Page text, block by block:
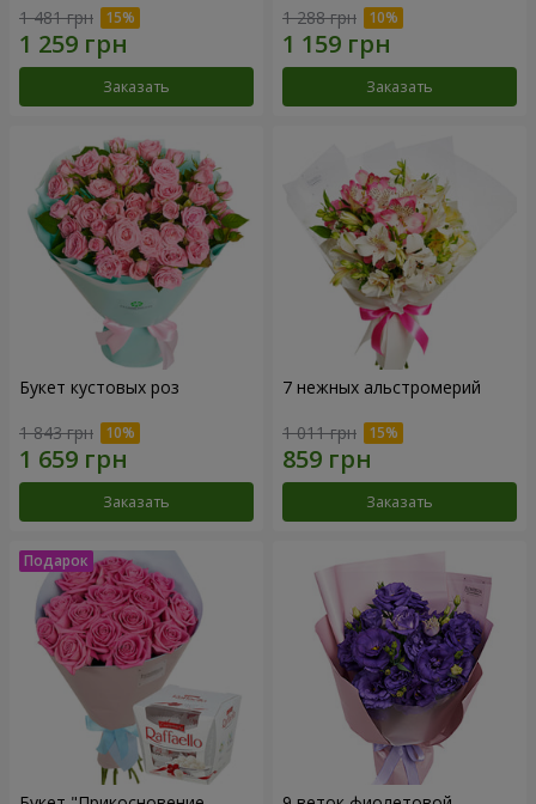
1 481 грн
Заказать
1 288 грн
Заказать
Букет кустовых роз
1 843 грн
Заказать
7 нежных альстромерий
1 011 грн
Заказать